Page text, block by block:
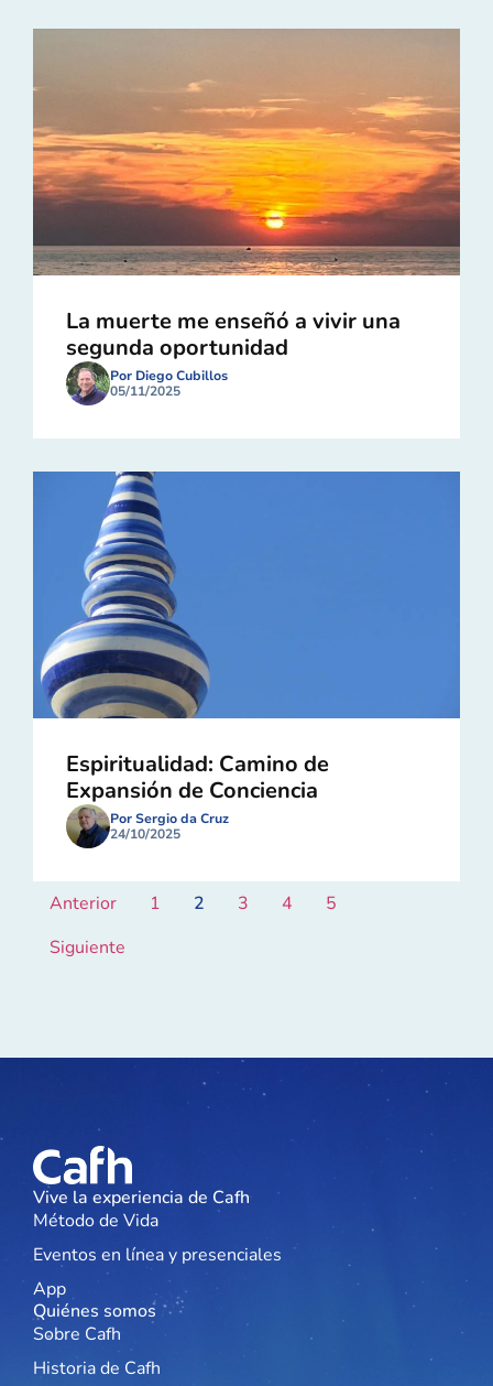
La muerte me enseñó a vivir una
segunda oportunidad
Por Diego Cubillos
05/11/2025
Espiritualidad: Camino de
Expansión de Conciencia
Por Sergio da Cruz
24/10/2025
Anterior 1 2 3 4
5
Siguiente
Vive la experiencia de Cafh
Método de Vida
Eventos en línea y presenciales
App
Quiénes somos
Sobre Cafh
Historia de Cafh